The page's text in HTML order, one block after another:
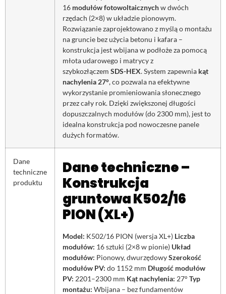
16 modułów fotowoltaicznychw dwóch
rzędach (2×8) w układzie pionowym.
Rozwiązanie zaprojektowano z myślą o montażu
na gruncie bez użycia betonu i kafara –
konstrukcja jest wbijana w podłoże za pomocą
młota udarowego i matrycy z
szybkozłączem SDS-HEX. System zapewnia kąt
nachylenia 27°, co pozwala na efektywne
wykorzystanie promieniowania słonecznego
przez cały rok. Dzięki zwiększonej długości
dopuszczalnych modułów (do 2300 mm), jest to
idealna konstrukcja pod nowoczesne panele
dużych formatów.
Dane
techniczne
produktu
Dane techniczne –
Konstrukcja
gruntowa K502/16
PION (XL+)
Model: K502/16 PION (wersja XL+) Liczba
modułów: 16 sztuki (2×8 w pionie) Układ
modułów: Pionowy, dwurzędowySzerokość
modułów PV: do 1152 mm Długość modułów
PV: 2201–2300 mm Kąt nachylenia: 27° Typ
montażu: Wbijana – bez fundamentów